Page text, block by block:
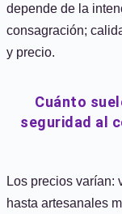
depende de la
consagración;
y precio.
Cuánto
seguridad al
Los precios varían:
hasta artesanales